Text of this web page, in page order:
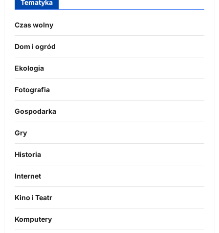
Tematyka
Czas wolny
Dom i ogród
Ekologia
Fotografia
Gospodarka
Gry
Historia
Internet
Kino i Teatr
Komputery